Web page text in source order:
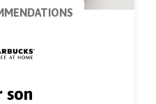
son